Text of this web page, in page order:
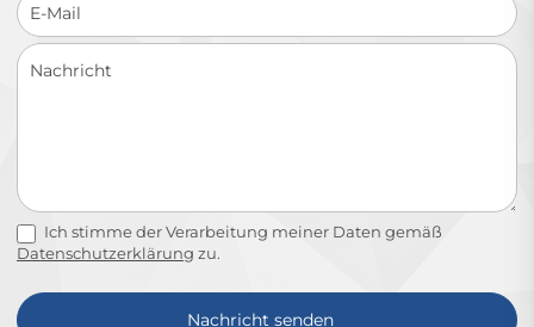
Ich stimme der Verarbeitung meiner Daten gemäß
Datenschutzerklärung zu.
Nachricht senden